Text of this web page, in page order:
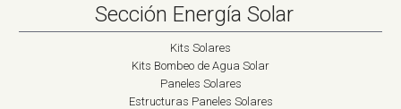
Sección Energía Solar
Kits Solares
Kits Bombeo de Agua Solar
Paneles Solares
Estructuras Paneles Solares